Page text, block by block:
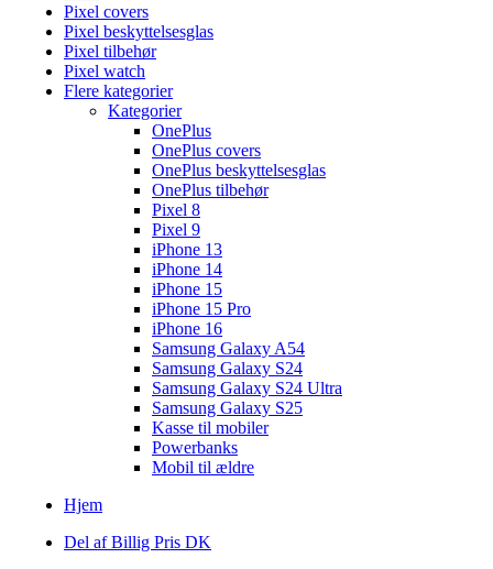
Pixel covers
Pixel beskyttelsesglas
Pixel tilbehør
Pixel watch
Flere kategorier
Kategorier
OnePlus
OnePlus covers
OnePlus beskyttelsesglas
OnePlus tilbehør
Pixel 8
Pixel 9
iPhone 13
iPhone 14
iPhone 15
iPhone 15 Pro
iPhone 16
Samsung Galaxy A54
Samsung Galaxy S24
Samsung Galaxy S24 Ultra
Samsung Galaxy S25
Kasse til mobiler
Powerbanks
Mobil til ældre
Hjem
Del af Billig Pris DK